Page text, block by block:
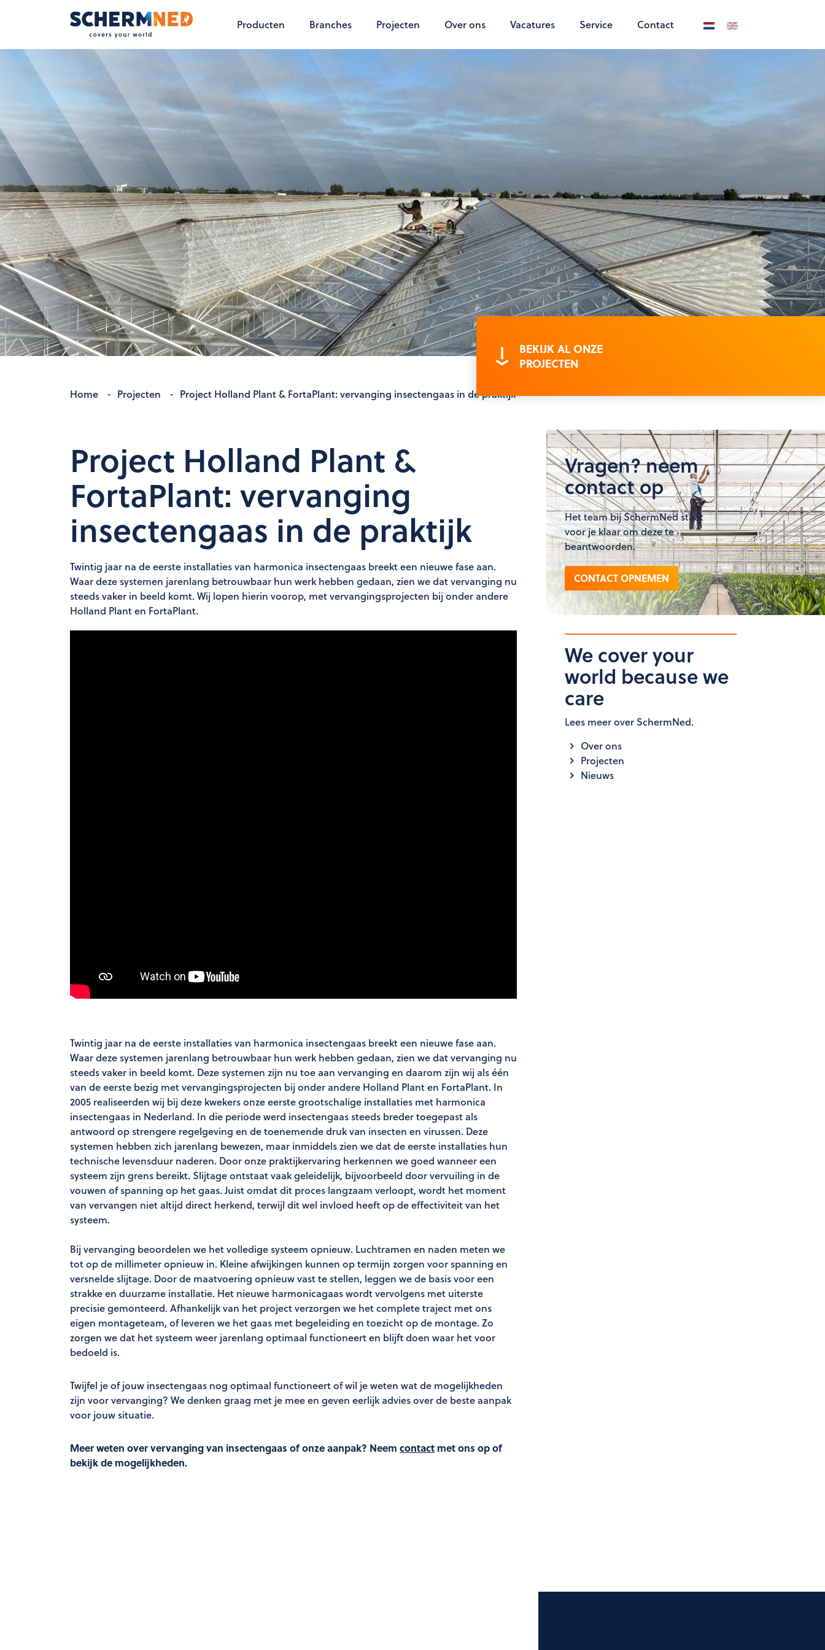
Producten Branches Projecten Over ons Vacatures Service Contact Selecteer de taal
BEKIJK AL ONZE
PROJECTEN
Home - Projecten - Project Holland Plant & FortaPlant: vervanging insectengaas in de praktijk
Project Holland Plant &
FortaPlant: vervanging
insectengaas in de praktijk
Twintig jaar na de eerste installaties van harmonica insectengaas breekt een nieuwe fase aan.
Waar deze systemen jarenlang betrouwbaar hun werk hebben gedaan, zien we dat vervanging nu
steeds vaker in beeld komt. Wij lopen hierin voorop, met vervangingsprojecten bij onder andere
Holland Plant en FortaPlant.
Twintig jaar na de eerste installaties van harmonica insectengaas breekt een nieuwe fase aan.
Waar deze systemen jarenlang betrouwbaar hun werk hebben gedaan, zien we dat vervanging nu
steeds vaker in beeld komt. Deze systemen zijn nu toe aan vervanging en daarom zijn wij als één
van de eerste bezig met vervangingsprojecten bij onder andere Holland Plant en FortaPlant. In
2005 realiseerden wij bij deze kwekers onze eerste grootschalige installaties met harmonica
insectengaas in Nederland. In die periode werd insectengaas steeds breder toegepast als
antwoord op strengere regelgeving en de toenemende druk van insecten en virussen. Deze
systemen hebben zich jarenlang bewezen, maar inmiddels zien we dat de eerste installaties hun
technische levensduur naderen. Door onze praktijkervaring herkennen we goed wanneer een
systeem zijn grens bereikt. Slijtage ontstaat vaak geleidelijk, bijvoorbeeld door vervuiling in de
vouwen of spanning op het gaas. Juist omdat dit proces langzaam verloopt, wordt het moment
van vervangen niet altijd direct herkend, terwijl dit wel invloed heeft op de effectiviteit van het
systeem.
Bij vervanging beoordelen we het volledige systeem opnieuw. Luchtramen en naden meten we
tot op de millimeter opnieuw in. Kleine afwijkingen kunnen op termijn zorgen voor spanning en
versnelde slijtage. Door de maatvoering opnieuw vast te stellen, leggen we de basis voor een
strakke en duurzame installatie. Het nieuwe harmonicagaas wordt vervolgens met uiterste
precisie gemonteerd. Afhankelijk van het project verzorgen we het complete traject met ons
eigen montageteam, of leveren we het gaas met begeleiding en toezicht op de montage. Zo
zorgen we dat het systeem weer jarenlang optimaal functioneert en blijft doen waar het voor
bedoeld is.
Twijfel je of jouw insectengaas nog optimaal functioneert of wil je weten wat de mogelijkheden
zijn voor vervanging? We denken graag met je mee en geven eerlijk advies over de beste aanpak
voor jouw situatie.
Meer weten over vervanging van insectengaas of onze aanpak? Neem contact met ons op of
bekijk de mogelijkheden.
Vragen? neem
contact op
Het team bij SchermNed staat
voor je klaar om deze te
beantwoorden.
CONTACT OPNEMEN
We cover your
world because we
care
Lees meer over SchermNed.
Over ons
Projecten
Nieuws